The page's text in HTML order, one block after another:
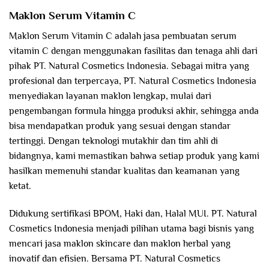
Maklon Serum Vitamin C
Maklon Serum Vitamin C adalah jasa pembuatan serum
vitamin C dengan menggunakan fasilitas dan tenaga ahli dari
pihak PT. Natural Cosmetics Indonesia. Sebagai mitra yang
profesional dan terpercaya, PT. Natural Cosmetics Indonesia
menyediakan layanan maklon lengkap, mulai dari
pengembangan formula hingga produksi akhir, sehingga anda
bisa mendapatkan produk yang sesuai dengan standar
tertinggi. Dengan teknologi mutakhir dan tim ahli di
bidangnya, kami memastikan bahwa setiap produk yang kami
hasilkan memenuhi standar kualitas dan keamanan yang
ketat.
Didukung sertifikasi BPOM, Haki dan, Halal MUI. PT. Natural
Cosmetics Indonesia menjadi pilihan utama bagi bisnis yang
mencari jasa maklon skincare dan maklon herbal yang
inovatif dan efisien. Bersama PT. Natural Cosmetics